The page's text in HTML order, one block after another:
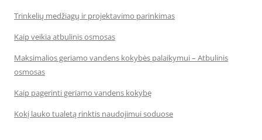
Trinkelių medžiagų ir projektavimo parinkimas
Kaip veikia atbulinis osmosas
Maksimalios geriamo vandens kokybės palaikymui – Atbulinis
osmosas
Kaip pagerinti geriamo vandens kokybę
Kokį lauko tualetą rinktis naudojimui soduose